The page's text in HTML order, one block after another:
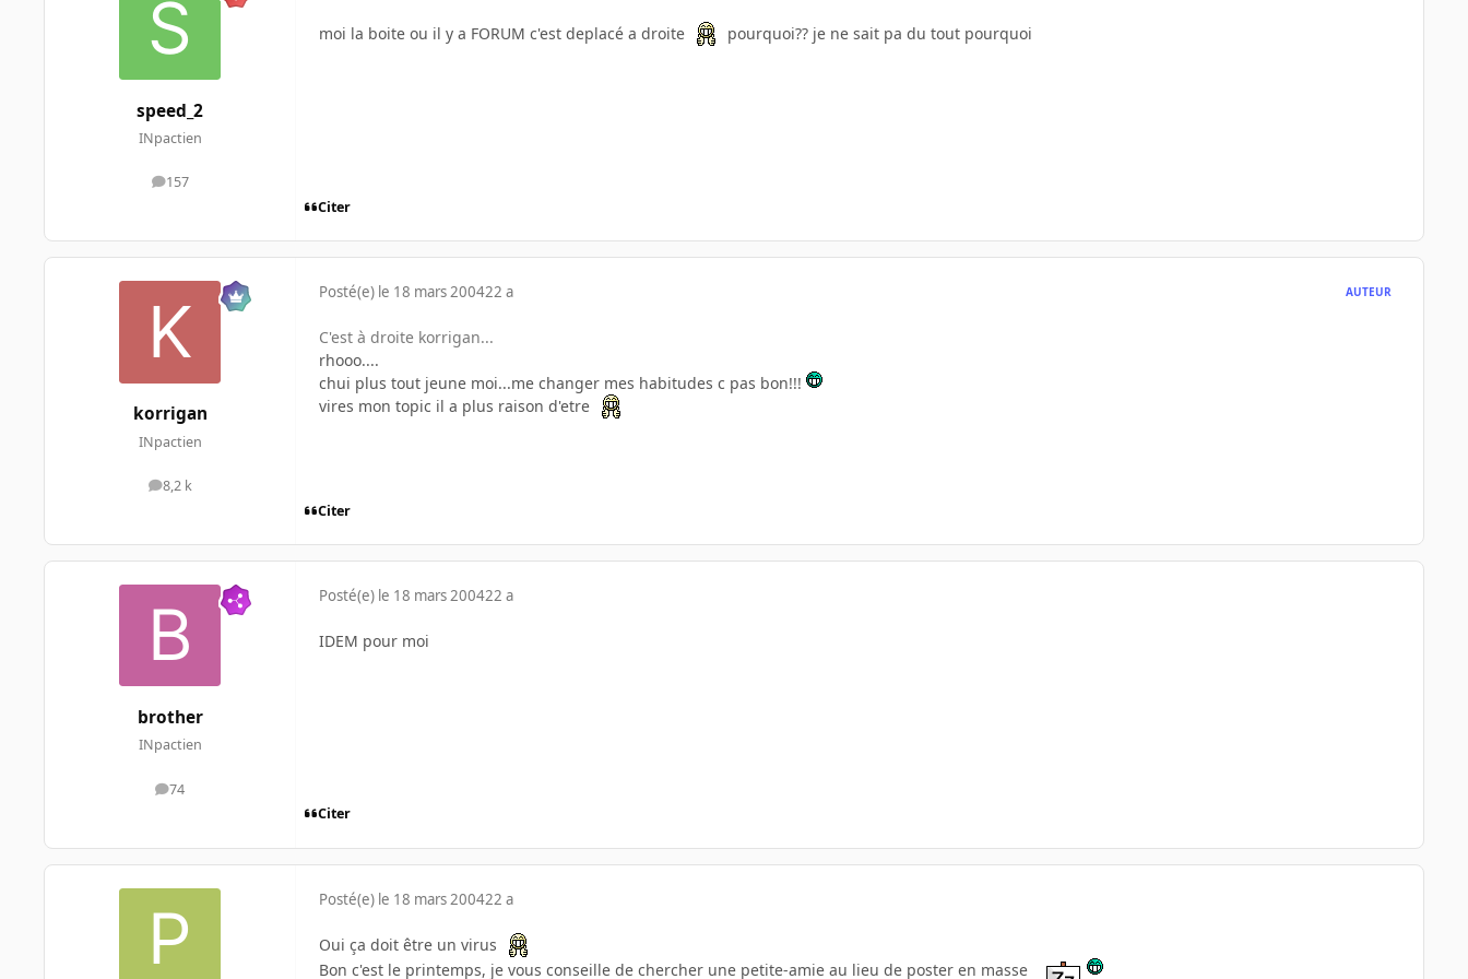
speed_2
INpactien
157
messages
moi la boite ou il y a FORUM c'est deplacé a droite pourquoi?? je ne sait pa du tout pourquoi
Citer
korrigan
INpactien
8,2 k
messages
Posté(e) le 18 mars 200422 a AUTEUR
C'est à droite korrigan...
rhooo....
chui plus tout jeune moi...me changer mes habitudes c pas bon!!!
vires mon topic il a plus raison d'etre
Citer
brother
INpactien
74
messages
Posté(e) le 18 mars 200422 a
IDEM pour moi
Citer
Posté(e) le 18 mars 200422 a
Oui ça doit être un virus
Bon c'est le printemps, je vous conseille de chercher une petite-amie au lieu de poster en masse